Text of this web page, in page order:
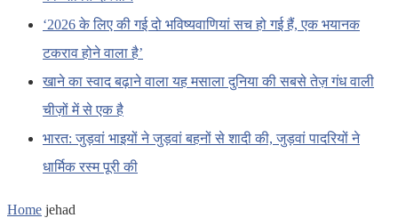
‘2026 के लिए की गई दो भविष्यवाणियां सच हो गई हैं, एक भयानक
टकराव होने वाला है’
खाने का स्वाद बढ़ाने वाला यह मसाला दुनिया की सबसे तेज़ गंध वाली
चीज़ों में से एक है
भारत: जुड़वां भाइयों ने जुड़वां बहनों से शादी की, जुड़वां पादरियों ने
धार्मिक रस्म पूरी की
Home jehad